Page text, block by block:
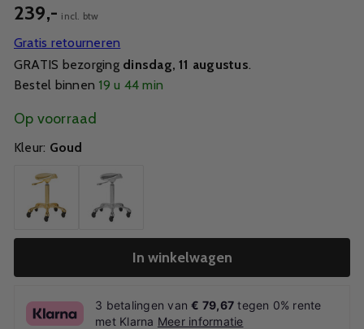
239,- incl. btw
Gratis retourneren
GRATIS bezorging dinsdag, 11 augustus.
Bestel binnen 19 u 44 min
Op voorraad
Kleur: Goud
In winkelwagen
3 betalingen van€ 79,67 tegen 0% rente
met Klarna Meer informatie